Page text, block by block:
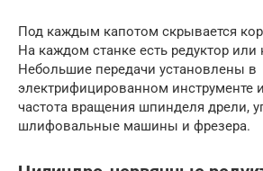
Под каждым капотом скрывается
На каждом станке есть редуктор или
Небольшие передачи установлены в
электрифицированном инструменте
частота вращения шпинделя дрели,
шлифовальные машины и фрезера.